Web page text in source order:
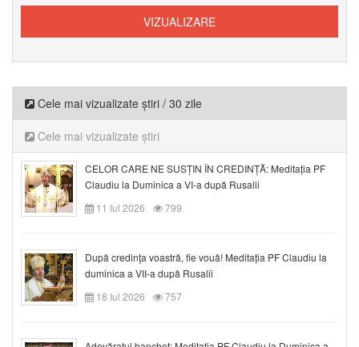
Cele mai vizualizate știri / 30 zile
Cele mai vizualizate știri
CELOR CARE NE SUSȚIN ÎN CREDINȚĂ: Meditația PF
Claudiu la Duminica a VI-a după Rusalii
11 Iul 2026
799
După credinţa voastră, fie vouă! Meditația PF Claudiu la
duminica a VII-a după Rusalii
18 Iul 2026
757